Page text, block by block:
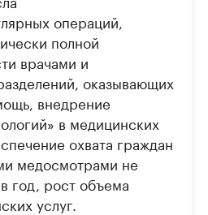
операций,
полной
врачами и
оказывающих
внедрение
в медицинских
охвата граждан
медосмотрами не
год, рост объема
услуг.